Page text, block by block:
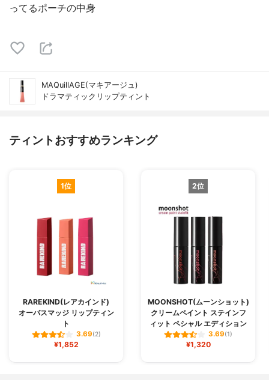
ってるポーチの中身
MAQuillAGE(マキアージュ)
ドラマティックリップティント
ティントおすすめランキング
1位
RAREKIND(レアカインド)
オーバスマッジ リップティン
ト
3.69(2)
¥1,852
2位
MOONSHOT(ムーンショット)
クリームペイント ステインフ
ィット ペシャル エディション
3.69(1)
¥1,320